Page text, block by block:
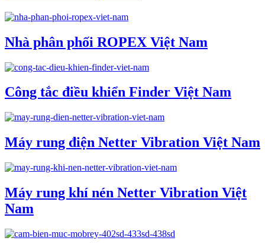
Nhà phân phối ROPEX Việt Nam
Công tắc điều khiển Finder Việt Nam
Máy rung điện Netter Vibration Việt Nam
Máy rung khí nén Netter Vibration Việt
Nam